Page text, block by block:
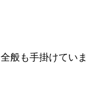
般も手掛けていま